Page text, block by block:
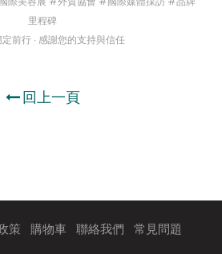
里程碑
前行 ∙ 感謝您的支持與信任
回上一頁
策 購物車 聯絡我們 常見問題